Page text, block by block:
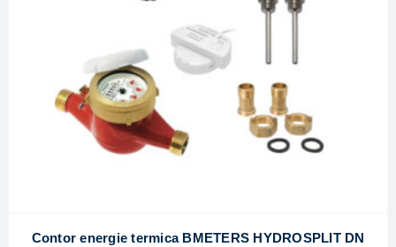
Contor energie termica BMETERS HYDROSPLIT DN